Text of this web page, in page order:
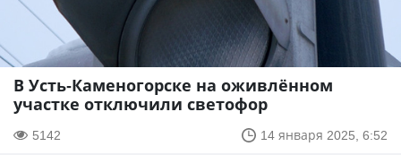
В Усть-Каменогорске на оживлённом
участке отключили светофор
5142 14 января 2025, 6:52